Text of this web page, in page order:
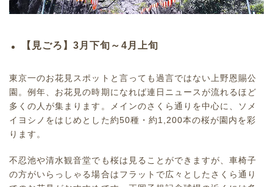
【見ごろ】3月下旬～4月上旬
東京一のお花見スポットと言っても過言ではない上野恩賜公
園。例年、お花見の時期になれば連日ニュースが流れるほど
多くの人が集まります。メインのさくら通りを中心に、ソメ
イヨシノをはじめとした約50種・約1,200本の桜が園内を彩
ります。
不忍池や清水観音堂でも桜は見ることができますが、車椅子
の方がいらっしゃる場合はフラットで広々としたさくら通り